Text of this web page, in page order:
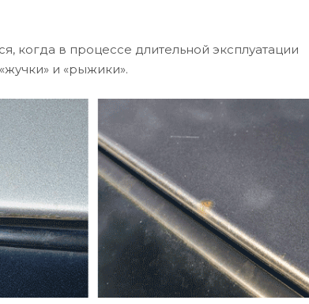
когда в процессе длительной эксплуатации
и «рыжики».